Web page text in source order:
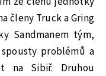
členy Truck a Gring
Sandmanem tým,
problémů a
na Sibiř. Druhou